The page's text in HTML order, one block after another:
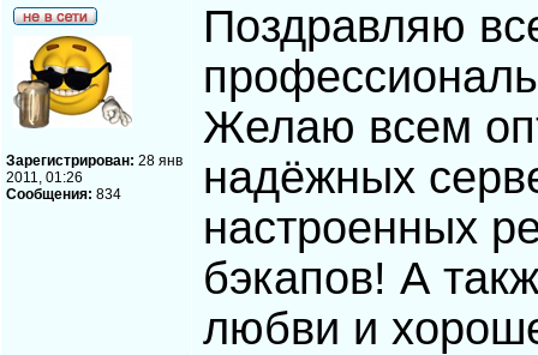
Зарегистрирован: 28 янв
2011, 01:26
Сообщения: 834
Поздравляю
Желаю всем
надёжных
настроенных
бэкапов! А
любви и